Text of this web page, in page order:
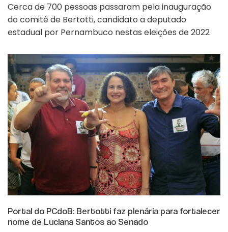
Cerca de 700 pessoas passaram pela inauguração
do comitê de Bertotti, candidato a deputado
estadual por Pernambuco nestas eleições de 2022
Portal do PCdoB: Bertotti faz plenária para fortalecer
nome de Luciana Santos ao Senado